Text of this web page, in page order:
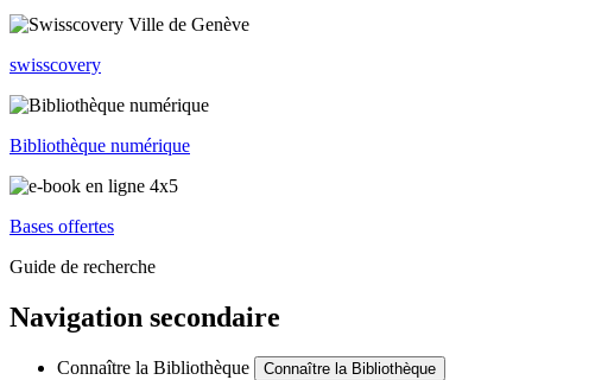
swisscovery
Bibliothèque numérique
Bases offertes
Guide de recherche
Navigation secondaire
Connaître la Bibliothèque Connaître la Bibliothèque